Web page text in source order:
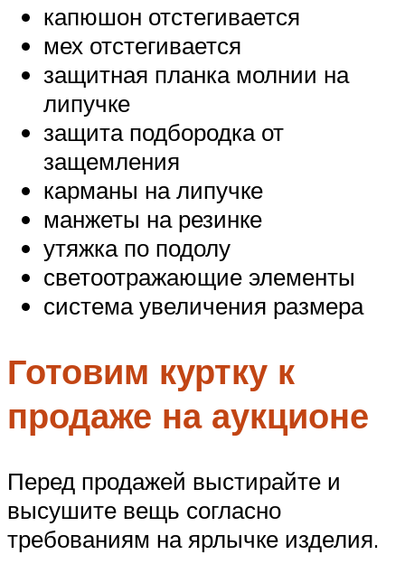
капюшон отстегивается
мех отстегивается
защитная планка молнии на
липучке
защита подбородка от
защемления
карманы на липучке
манжеты на резинке
утяжка по подолу
светоотражающие элементы
система увеличения размера
Готовим куртку к
продаже на аукционе
Перед продажей выстирайте и
высушите вещь согласно
требованиям на ярлычке изделия.